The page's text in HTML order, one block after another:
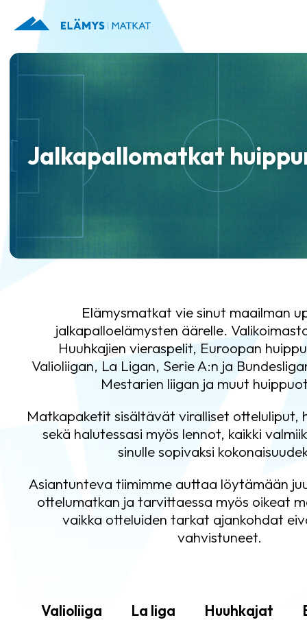
Jalkapallomatkat
Elämysmatkat vie sinut maailman
jalkapalloelämysten äärelle.
Huuhkajien vieraspelit, Euroopan
Valioliigan, La Ligan, Serie A:n ja
Mestarien liigan ja muut
Matkapaketit sisältävät viralliset otteluliput,
sekä halutessasi myös lennot, kaikki
sinulle sopivaksi
Asiantunteva tiimimme auttaa löytämään
ottelumatkan ja tarvittaessa myös oikeat
vaikka otteluiden tarkat ajankohdat
vahvistuneet.
Valioliiga La liga Huuhkajat